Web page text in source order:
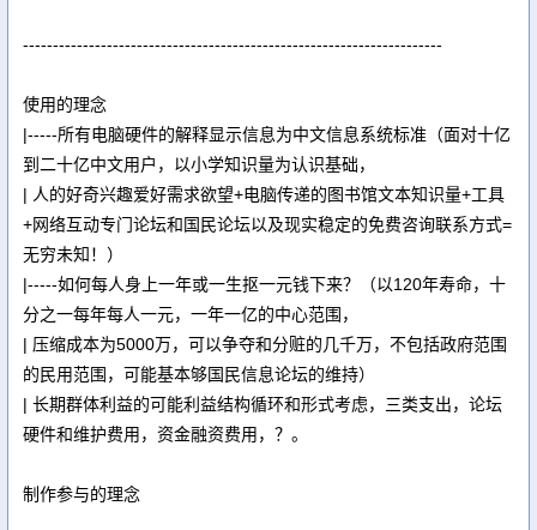
----------------------------------------------------------------------
使用的理念
|-----所有电脑硬件的解释显示信息为中文信息系统标准（面对十亿
到二十亿中文用户，以小学知识量为认识基础，
| 人的好奇兴趣爱好需求欲望+电脑传递的图书馆文本知识量+工具
+网络互动专门论坛和国民论坛以及现实稳定的免费咨询联系方式=
无穷未知！）
|-----如何每人身上一年或一生抠一元钱下来？（以120年寿命，十
分之一每年每人一元，一年一亿的中心范围，
| 压缩成本为5000万，可以争夺和分赃的几千万，不包括政府范围
的民用范围，可能基本够国民信息论坛的维持）
| 长期群体利益的可能利益结构循环和形式考虑，三类支出，论坛
硬件和维护费用，资金融资费用，？。
制作参与的理念